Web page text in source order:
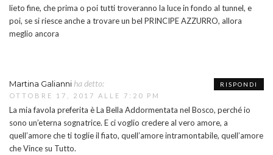
lieto fine, che prima o poi tutti troveranno la luce in fondo al tunnel, e
poi, se si riesce anche a trovare un bel PRINCIPE AZZURRO, allora
meglio ancora
Martina Galianniha detto:
OTTOBRE 17, 2017 ALLE 7:20 PM
La mia favola preferita è La Bella Addormentata nel Bosco, perché io
sono un’eterna sognatrice. E ci voglio credere al vero amore, a
quell’amore che ti toglie il fiato, quell’amore intramontabile, quell’amore
che Vince su Tutto.
RISPONDI